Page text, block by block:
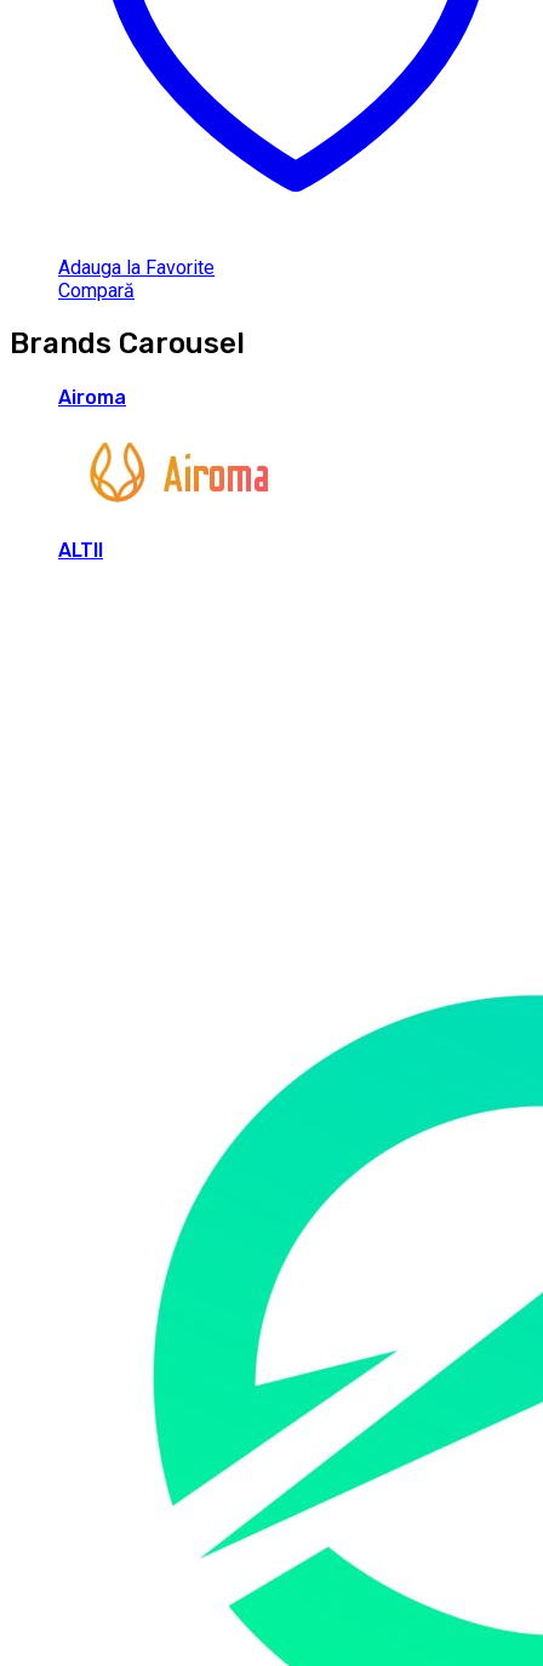
Adauga la Favorite
Compară
Brands Carousel
Airoma
ALTII